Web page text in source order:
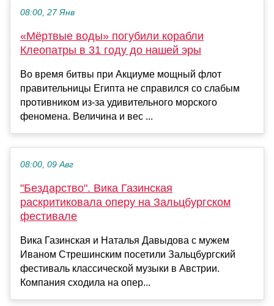
08:00, 27 Янв
«Мёртвые воды» погубили корабли
Клеопатры в 31 году до нашей эры
Во время битвы при Акциуме мощный флот
правительницы Египта не справился со слабым
противником из-за удивительного морского
феномена. Величина и вес ...
08:00, 09 Авг
"Бездарство". Вика Газинская
раскритиковала оперу на Зальцбургском
фестивале
Вика Газинская и Наталья Давыдова с мужем
Иваном Стрешинским посетили Зальцбургский
фестиваль классической музыки в Австрии.
Компания сходила на опер...